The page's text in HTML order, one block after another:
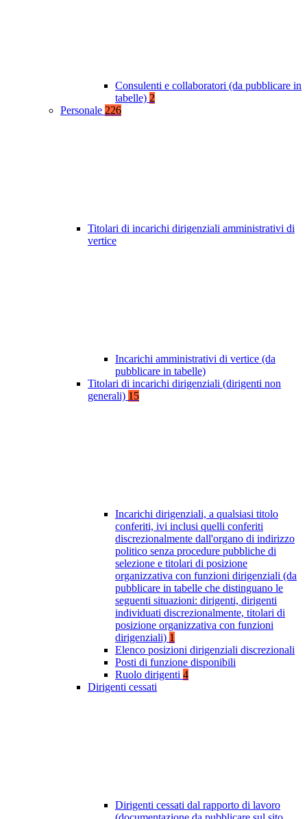
Consulenti e collaboratori (da pubblicare in
tabelle) 2
Personale 226
Titolari di incarichi dirigenziali amministrativi di
vertice
Incarichi amministrativi di vertice (da
pubblicare in tabelle)
Titolari di incarichi dirigenziali (dirigenti non
generali) 15
Incarichi dirigenziali, a qualsiasi titolo
conferiti, ivi inclusi quelli conferiti
discrezionalmente dall'organo di indirizzo
politico senza procedure pubbliche di
selezione e titolari di posizione
organizzativa con funzioni dirigenziali (da
pubblicare in tabelle che distinguano le
seguenti situazioni: dirigenti, dirigenti
individuati discrezionalmente, titolari di
posizione organizzativa con funzioni
dirigenziali) 1
Elenco posizioni dirigenziali discrezionali
Posti di funzione disponibili
Ruolo dirigenti 4
Dirigenti cessati
Dirigenti cessati dal rapporto di lavoro